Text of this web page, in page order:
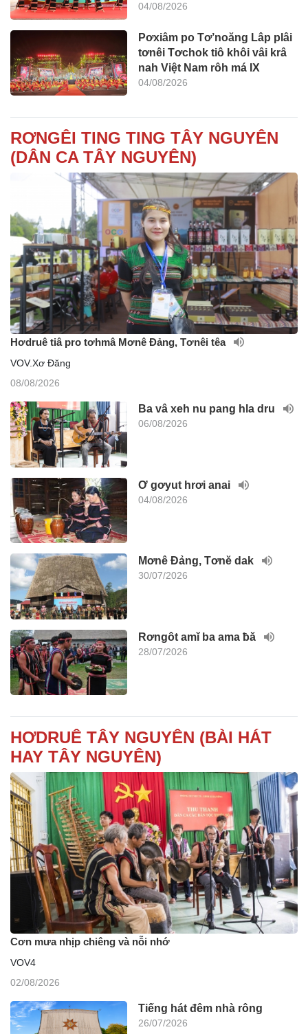
04/08/2026
Pơxiâm po Tơ’noăng Lâp plâi
tơnêi Tơchok tiô khôi vâi krâ
nah Việt Nam rôh má IX
04/08/2026
RƠNGÊI TING TING TÂY NGUYÊN
(DÂN CA TÂY NGUYÊN)
Hơdruê tiâ pro tơhmâ Mơnê Đảng, Tơnêi têa
VOV.Xơ Đăng
08/08/2026
Ba vâ xeh nu pang hla dru
06/08/2026
Ơ gơyut hrơi anai
04/08/2026
Mơnê Đảng, Tơnĕ dak
30/07/2026
Rơngôt amĭ ba ama ƀă
28/07/2026
HƠDRUÊ TÂY NGUYÊN (BÀI HÁT
HAY TÂY NGUYÊN)
Cơn mưa nhịp chiêng và nỗi nhớ
VOV4
02/08/2026
Tiếng hát đêm nhà rông
26/07/2026